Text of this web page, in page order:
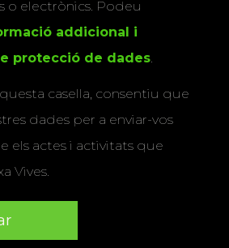
o electrònics. Podeu
addicional i
protecció de dades.
casella, consentiu que
dades per a enviar-vos
els actes i activitats que
Vives.